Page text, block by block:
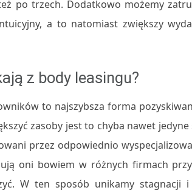
po trzech. Dodatkowo możemy
a to natomiast zwiększy
z body leasingu?
to najszybsza forma
zasoby jest to chyba nawet
przez odpowiednio
oni bowiem w różnych firmach
W ten sposób unikamy stagnacji